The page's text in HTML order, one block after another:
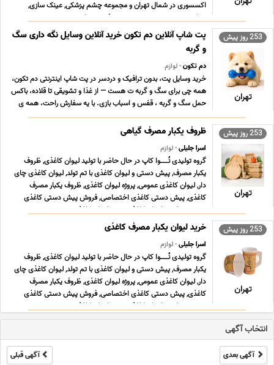
اکسسوری در شمال تهران و مجموعه چشم پزشکی, عینک سازی,
معاینه چشم و تعیین نمره, تعمیر فریم عینک ... ...
253 روز پیش
تهران
پت شاپ آنلاین دم تکون خرید آنلاین وسایل نگه داری سگ
و گربه
دم تکون- لوازم
خرید وسایل پت، بدون ترافیک و دردسر در پت شاپ اینترنتی دم تکون،
همه چی برای سگ و گربه ت هست — از غذا و تشویقی تا قلاده، باکس
حمل سگ و گربه ، قفس و اسباب بازی. با یه سفارش راحت، همه ی
نیازهای پت ت رو دم در تحویل بگیر! 🐶🐱 🌐 https//domtekon.ir/
📞 09104113353 دم تکون، راهی ساده و سریع ... ...
253 روز پیش
تهران
ظروف یکبار مصرف گیاهی
اسرا جلیلی- لوازم
گروه تولیدی نُــــوا کاپ در حال حاضر با تولید لیوان کاغذی, ظروف
یکبار مصرف, پیش دستی و لیوان کاغذی با تم تولد, لیوان کاغذی چای
دار, لیوان کاغذی عمومی, پروژه لیوان کاغذی, ظروف یکبار مصرف
کاغذی, پیش دستی کاغذی اختصاصی, فروش پیش دستی کاغذی
عمومی, تولیدی لیوان کاغذی, پروژه لیوان کاغذ ... ...
253 روز پیش
تهران
خرید لیوان یکبار مصرف کاغذی
اسرا جلیلی- لوازم
گروه تولیدی نُــــوا کاپ در حال حاضر با تولید لیوان کاغذی, ظروف
یکبار مصرف, پیش دستی و لیوان کاغذی با تم تولد, لیوان کاغذی چای
دار, لیوان کاغذی عمومی, پروژه لیوان کاغذی, ظروف یکبار مصرف
کاغذی, پیش دستی کاغذی اختصاصی, فروش پیش دستی کاغذی
عمومی, تولیدی لیوان کاغذی, پروژه لیوان کاغذ ... ...
انتخاب آگهی
آگهی بعدی آگهی قبلی